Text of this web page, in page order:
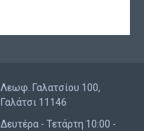
Λεωφ. Γαλατσίου 100,
Γαλάτσι 11146
Δευτέρα - Τετάρτη 10:00 -